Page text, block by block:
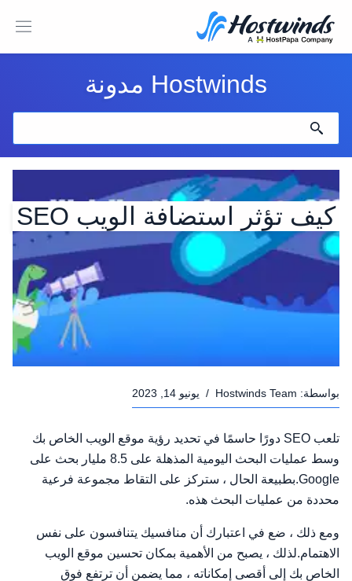
Hostwinds مدونة
كيف تؤثر استضافة الويب SEO
بواسطة: Hostwinds Team
/ يونيو 14, 2023
تلعب SEO دورًا حاسمًا في تحديد رؤية موقع الويب الخاص بك
وسط عمليات البحث اليومية المذهلة على 8.5 مليار بحث على
Google.بطبيعة الحال ، ستركز على التقاط مجموعة فرعية
محددة من عمليات البحث هذه.
ومع ذلك ، ضع في اعتبارك أن منافسيك يتنافسون على نفس
الاهتمام.لذلك ، يصبح من الأهمية بمكان تحسين موقع الويب
الخاص بك إلى أقصى إمكاناته ، مما يضمن أن ترتفع فوق